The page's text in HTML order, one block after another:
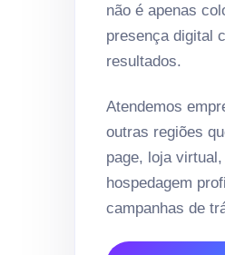
não é apenas
presença digital
resultados.
Atendemos
outras regiões
page, loja
hospedagem
campanhas de